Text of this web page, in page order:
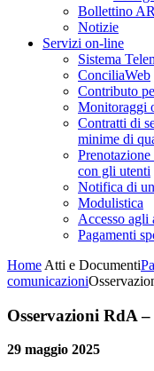
Bollettino
Notizie
Servizi on-line
Sistema
ConciliaWeb
Contributo
Monitoraggi
Contratti di
minime di
con gli utenti
Notifica di
Modulistica
Accesso agli
Pagamenti
Home Atti e Documenti
comunicazioni
Osservazioni RdA
29 maggio 2025